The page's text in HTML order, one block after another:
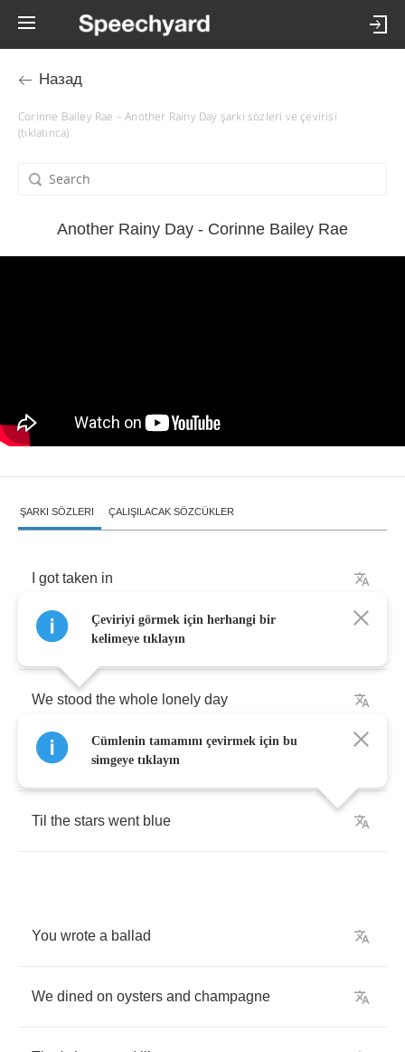
Назад
Corinne Bailey Rae – Another Rainy Day şarkı sözleri ve çevirisi
(tıklatınca)
Another Rainy Day - Corinne Bailey Rae
ŞARKI SÖZLERI ÇALIŞILACAK SÖZCÜKLER
got taken in
We feasted on olives from
We stood the whole lonely day
We made love all afternoon
Til the stars went blue
You wrote a ballad
We dined on oysters and champagne
Çeviriyi görmek için herhangi bir
kelimeye tıklayın
Cümlenin tamamını çevirmek için bu
simgeye tıklayın